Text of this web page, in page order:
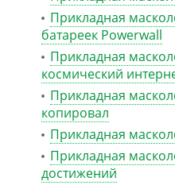
Прикладная
батареек Powerwall
Прикладная
космический
Прикладная
копировал
Прикладная
Прикладная
достижений